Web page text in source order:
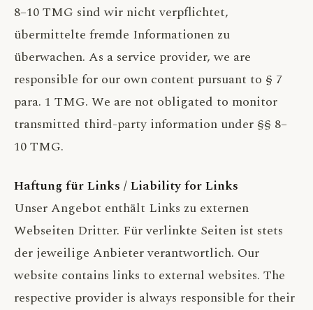
8–10 TMG sind wir nicht verpflichtet,
übermittelte fremde Informationen zu
überwachen. As a service provider, we are
responsible for our own content pursuant to § 7
para. 1 TMG. We are not obligated to monitor
transmitted third-party information under §§ 8–
10 TMG.
Haftung für Links / Liability for Links
Unser Angebot enthält Links zu externen
Webseiten Dritter. Für verlinkte Seiten ist stets
der jeweilige Anbieter verantwortlich. Our
website contains links to external websites. The
respective provider is always responsible for their